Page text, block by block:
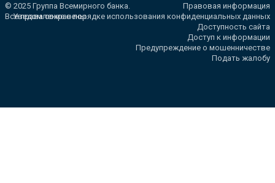
© 2025 Группа Всемирного банка.
Все права сохранены.
Правовая информация
Уведомление о порядке использования конфиденциальных данных
Доступность сайта
Доступ к информации
Предупреждение о мошенничестве
Подать жалобу